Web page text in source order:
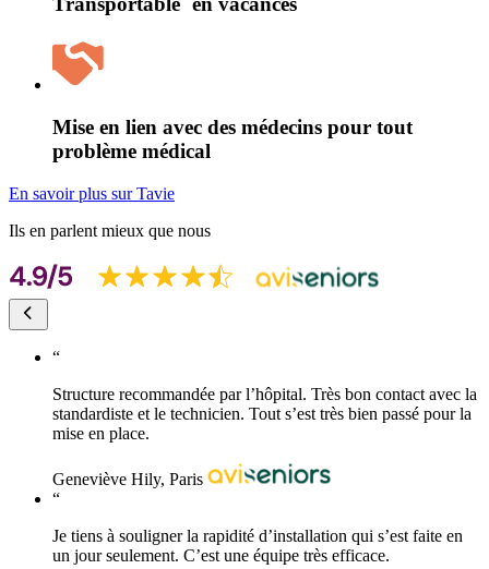
Mise en lien avec des médecins pour tout
problème médical
En savoir plus sur Tavie
Ils en parlent mieux que nous
“
Structure recommandée par l’hôpital. Très bon contact avec la
standardiste et le technicien. Tout s’est très bien passé pour la
mise en place.
Geneviève Hily, Paris
“
Je tiens à souligner la rapidité d’installation qui s’est faite en
un jour seulement. C’est une équipe très efficace.